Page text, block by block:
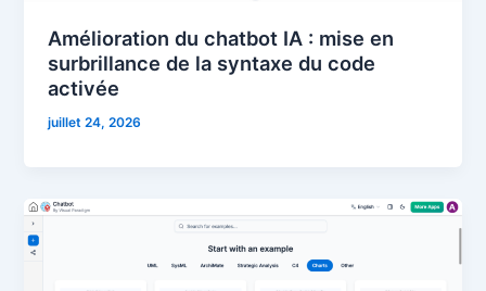
Amélioration du chatbot IA : mise en
surbrillance de la syntaxe du code
activée
juillet 24, 2026